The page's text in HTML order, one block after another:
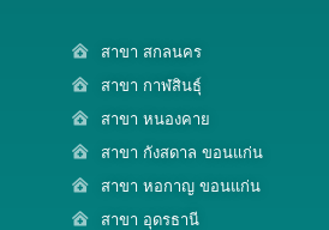
สาขา สกลนคร
สาขา กาฬสินธุ์
สาขา หนองคาย
สาขา กังสดาล ขอนแก่น
สาขา หอกาญ ขอนแก่น
สาขา อุดรธานี